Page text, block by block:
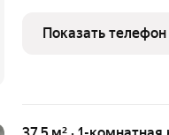
Кварталы, 3.1, район
округ, Москва. Общая
Показать телефон